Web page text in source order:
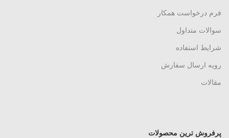
فرم درخواست همکار
سوالات متداول
شرایط استفاده
رویه ارسال سفارش
مقالات
پرفروش ترین محصولات